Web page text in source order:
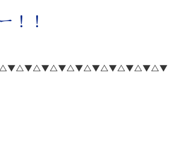
！！